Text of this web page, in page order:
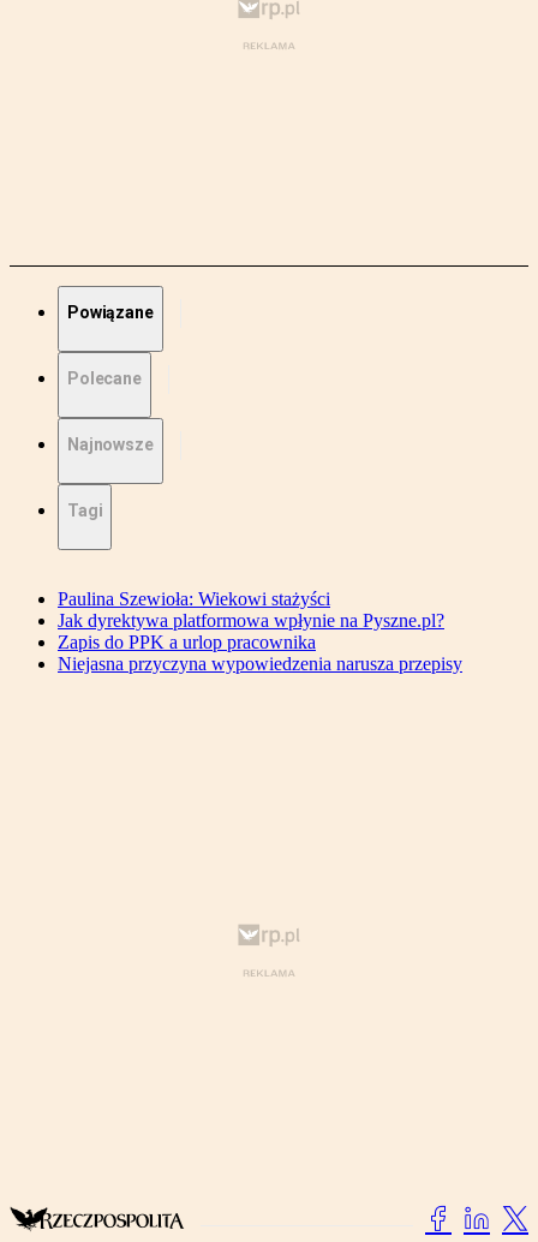
Powiązane
Polecane
Najnowsze
Tagi
Paulina Szewioła: Wiekowi stażyści
Jak dyrektywa platformowa wpłynie na Pyszne.pl?
Zapis do PPK a urlop pracownika
Niejasna przyczyna wypowiedzenia narusza przepisy